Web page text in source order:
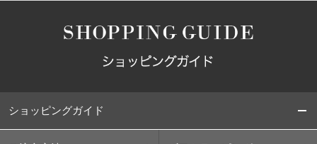
ショッピングガイド